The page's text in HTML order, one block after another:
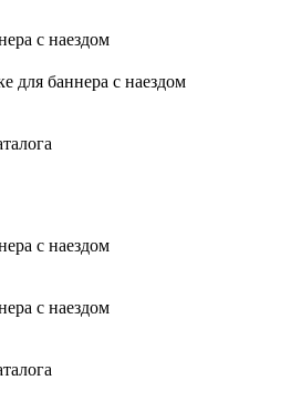
с наездом
для баннера с наездом
с наездом
с наездом